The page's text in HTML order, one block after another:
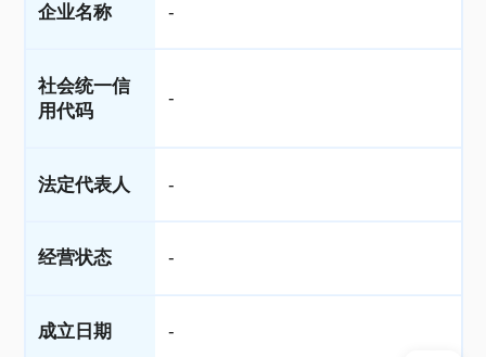
企业名称 -
社会统一信
用代码
-
法定代表人 -
经营状态 -
成立日期 -